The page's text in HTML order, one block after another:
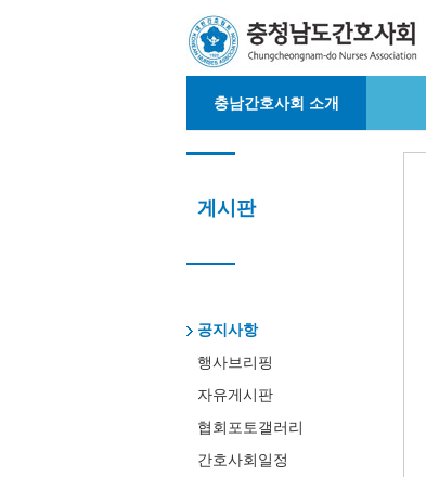
충남간호사회 소개
게시판
공지사항
행사브리핑
자유게시판
협회포토갤러리
간호사회일정